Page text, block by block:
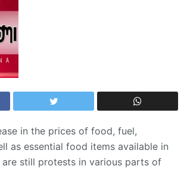
in the prices of food, fuel,
as essential food items available in
are still protests in various parts of